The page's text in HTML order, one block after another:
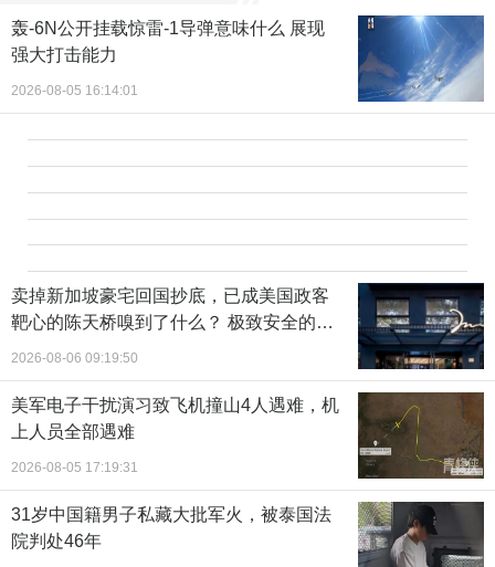
轰-6N公开挂载惊雷-1导弹意味什么 展现
强大打击能力
2026-08-05 16:14:01
卖掉新加坡豪宅回国抄底，已成美国政客
靶心的陈天桥嗅到了什么？ 极致安全的追
寻
2026-08-06 09:19:50
美军电子干扰演习致飞机撞山4人遇难，机
上人员全部遇难
2026-08-05 17:19:31
31岁中国籍男子私藏大批军火，被泰国法
院判处46年